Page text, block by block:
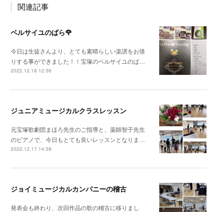
関連記事
ベルサイユのばら🌹
今日は生徒さんより、とても素晴らしい楽譜をお借
りする事ができました！！宝塚のベルサイユのば…
2022.12.18 12:36
ジュニアミュージカルクラスレッスン
元宝塚歌劇団まほろ先生のご指導と、薬師智子先生
のピアノで、今日もとても良いレッスンとなりま…
2022.12.17 14:38
ジョイミュージカルカンパニーの稽古
発表会も終わり、次回作品の歌の稽古に移りまし